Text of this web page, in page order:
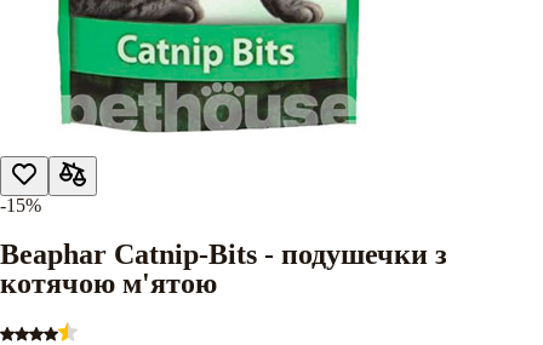
-15%
Beaphar Catnip-Bits - подушечки з
котячою м'ятою